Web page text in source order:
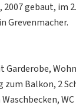
2007 gebaut, im
Grevenmacher.
Garderobe,
zum Balkon, 2
WC